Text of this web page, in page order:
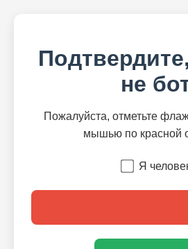
не
Пожалуйста, отметьте
мышью по красной
Я